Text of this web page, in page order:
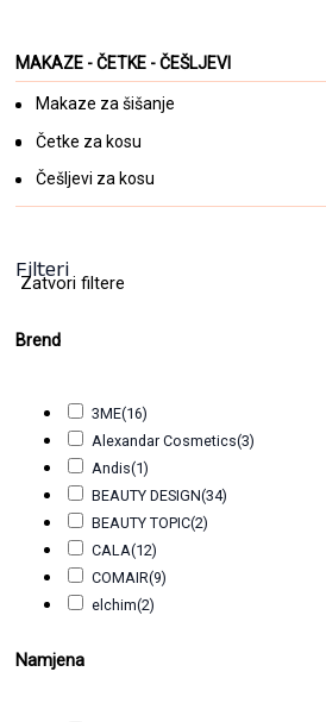
MAKAZE - ČETKE - ČEŠLJEVI
Makaze za šišanje
Četke za kosu
Češljevi za kosu
Filteri
Zatvori filtere
Brend
3ME(16)
Alexandar Cosmetics(3)
Andis(1)
BEAUTY DESIGN(34)
BEAUTY TOPIC(2)
CALA(12)
COMAIR(9)
elchim(2)
Namjena